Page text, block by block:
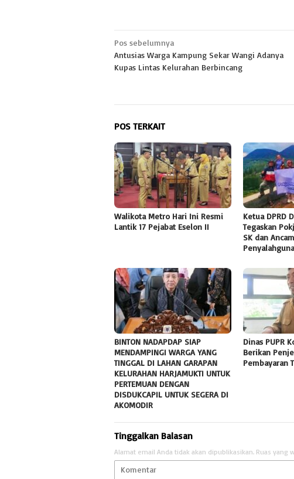
Navigasi
pos
Pos sebelumnya
Antusias Warga Kampung Sekar Wangi Adanya
Kupas Lintas Kelurahan Berbincang
POS TERKAIT
Walikota Metro Hari Ini Resmi
Lantik 17 Pejabat Eselon II
Ketua DPRD
Tegaskan
SK dan
BINTON NADAPDAP SIAP
MENDAMPINGI WARGA YANG
TINGGAL DI LAHAN GARAPAN
KELURAHAN HARJAMUKTI UNTUK
PERTEMUAN DENGAN
DISDUKCAPIL UNTUK SEGERA DI
AKOMODIR
Dinas PUPR
Berikan
Pembayaran
Tinggalkan Balasan
Alamat email Anda tidak akan dipublikasikan. Ruas yang